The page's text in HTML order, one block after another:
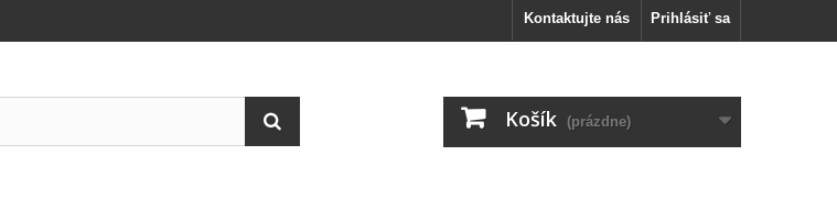
Prihlásiť sa
Kontaktujte nás
Košík (prázdne)